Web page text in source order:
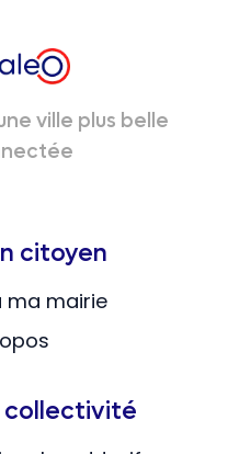
ville plus belle
citoyen
ma mairie
collectivité